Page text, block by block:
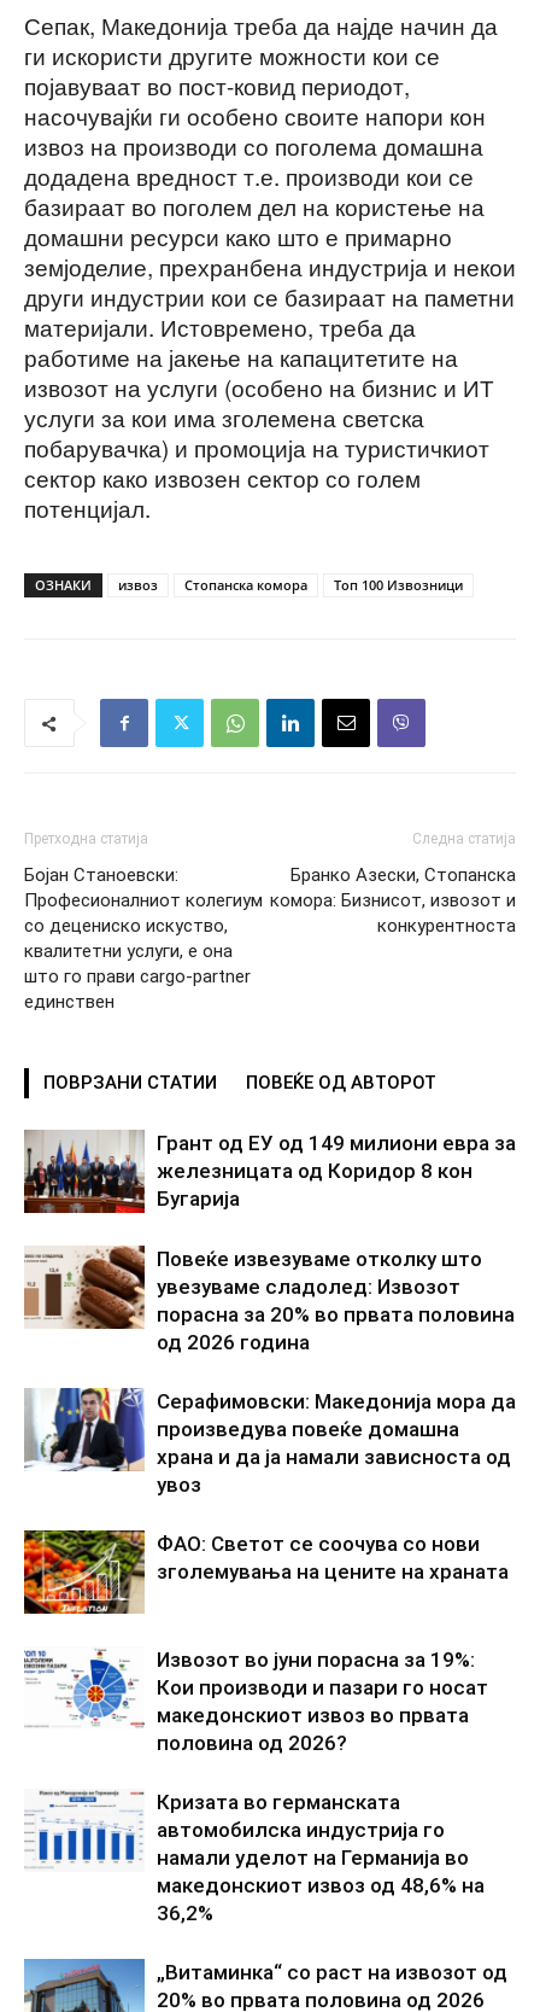
Сепак, Македонија треба да најде начин да
ги искористи другите можности кои се
појавуваат во пост-ковид периодот,
насочувајќи ги особено своите напори кон
извоз на производи со поголема домашна
додадена вредност т.е. производи кои се
базираат во поголем дел на користење на
домашни ресурси како што е примарно
земјоделие, прехранбена индустрија и некои
други индустрии кои се базираат на паметни
материјали. Истовремено, треба да
работиме на јакење на капацитетите на
извозот на услуги (особено на бизнис и ИТ
услуги за кои има зголемена светска
побарувачка) и промоција на туристичкиот
сектор како извозен сектор со голем
потенцијал.
ОЗНАКИ извоз Стопанска комора Топ 100 Извозници
Претходна статија
Бојан Станоевски:
Професионалниот колегиум
со децениско искуство,
квалитетни услуги, е она
што го прави cargo-partner
единствен
Следна статија
Бранко Азески, Стопанска
комора: Бизнисот, извозот и
конкурентноста
ПОВРЗАНИ СТАТИИ ПОВЕЌЕ ОД АВТОРОТ
Грант од ЕУ од 149 милиони евра за
железницата од Коридор 8 кон
Бугарија
Повеќе извезуваме отколку што
увезуваме сладолед: Извозот
порасна за 20% во првата половина
од 2026 година
Серафимовски: Македонија мора да
произведува повеќе домашна
храна и да ја намали зависноста од
увоз
ФАО: Светот се соочува со нови
зголемувања на цените на храната
Извозот во јуни порасна за 19%:
Кои производи и пазари го носат
македонскиот извоз во првата
половина од 2026?
Кризата во германската
автомобилска индустрија го
намали уделот на Германија во
македонскиот извоз од 48,6% на
36,2%
„Витаминка“ со раст на извозот од
20% во првата половина од 2026